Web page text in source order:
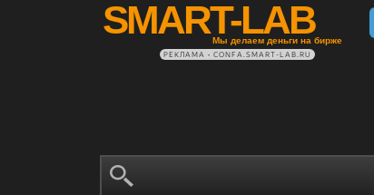
SMART-LAB
Мы делаем деньги на бирже
РЕКЛАМА • CONFA.SMART-LAB.RU